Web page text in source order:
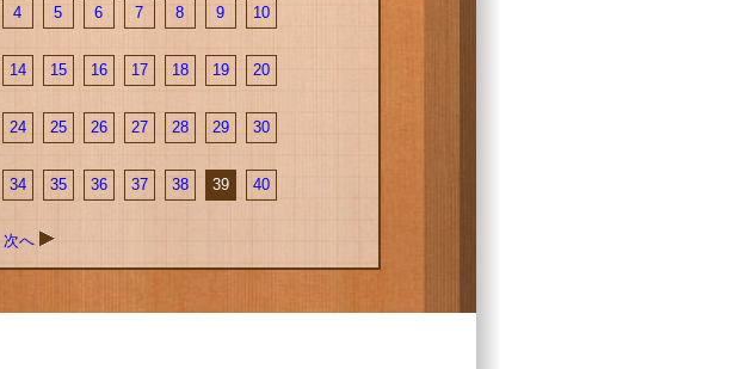
4 5 6 7 8 9 10
14 15 16 17 18 19 20
24 25 26 27 28 29 30
34 35 36 37 38 39 40
次へ